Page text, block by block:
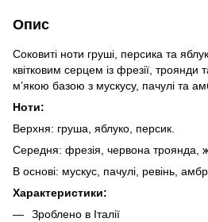
Опис
Соковиті ноти груші, персика та
квітковим серцем із фрезії, троянди
м’якою базою з мускусу, пачулі та
Ноти:
Верхня: груша, яблуко, персик.
Середня: фрезія, червона троянда,
В основі: мускус, пачулі, ревінь,
Характеристики:
Зроблено в Італії